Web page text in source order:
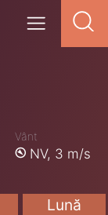
Vânt
NV, 3 m/s
Lună